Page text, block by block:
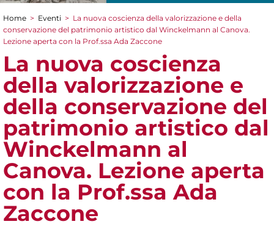
Tu sei qui
Home > Eventi > La nuova coscienza della valorizzazione e della
conservazione del patrimonio artistico dal Winckelmann al Canova.
Lezione aperta con la Prof.ssa Ada Zaccone
La nuova coscienza
della valorizzazione e
della conservazione del
patrimonio artistico dal
Winckelmann al
Canova. Lezione aperta
con la Prof.ssa Ada
Zaccone